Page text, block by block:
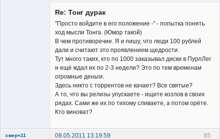
Re: Тонг дурак
"Просто войдите в его положение -" - попытка понять
ход мысли Тонга. (Юмор такой)
В чем противоречие. Я и пишу, что люди 100 рублей
дали и считают это проявлением щедрости.
Тут много таких, кто по 1000 заказывал диски в ПурпЛег
и ещё ждал их по 2-3 недели? Это по тем временам
огромные деньги.
Здесь никто с торрентов не качает? Все святые?
А то, что вы релизы упускаете - ищите козлов в своих
рядах. Сами же их по тихому сливаете, а потом орёте.
Кто виноват?
85
смерч11 09.05.2011 13:19:59